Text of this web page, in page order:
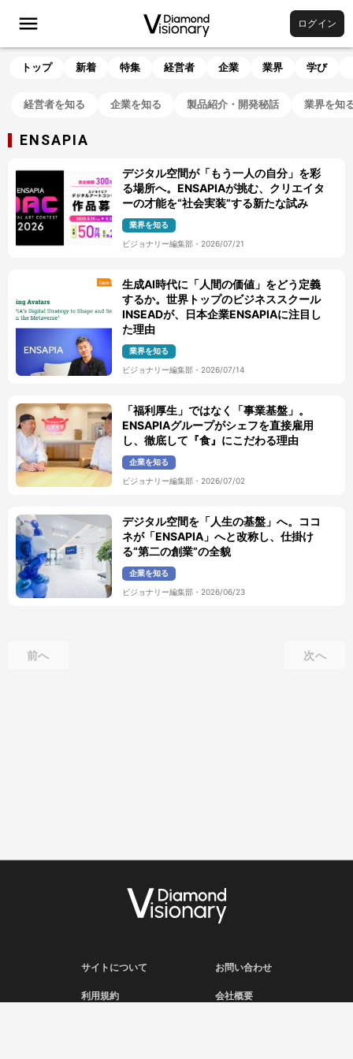
ログイン
トップ 新着 特集 経営者 企業 業界 学び
経営者を知る 企業を知る 製品紹介・開発秘話 業界を知
ENSAPIA
デジタル空間が「もう一人の自分」を彩
る場所へ。ENSAPIAが挑む、クリエイタ
ーの才能を“社会実装”する新たな試み
業界を知る
ビジョナリー編集部・ 2026/07/21
生成AI時代に「人間の価値」をどう定義
するか。世界トップのビジネススクール
INSEADが、日本企業ENSAPIAに注目し
た理由
業界を知る
ビジョナリー編集部・ 2026/07/14
「福利厚生」ではなく「事業基盤」。
ENSAPIAグループがシェフを直接雇用
し、徹底して『食』にこだわる理由
企業を知る
ビジョナリー編集部・ 2026/07/02
デジタル空間を「人生の基盤」へ。ココ
ネが「ENSAPIA」へと改称し、仕掛け
る“第二の創業”の全貌
企業を知る
ビジョナリー編集部・ 2026/06/23
前へ 次へ
サイトについて
利用規約
お問い合わせ
会社概要